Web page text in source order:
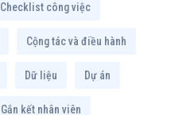
Checklist công việc
Cộng tác và điều hành
Dữ liệu Dự án
Gắn kết nhân viên